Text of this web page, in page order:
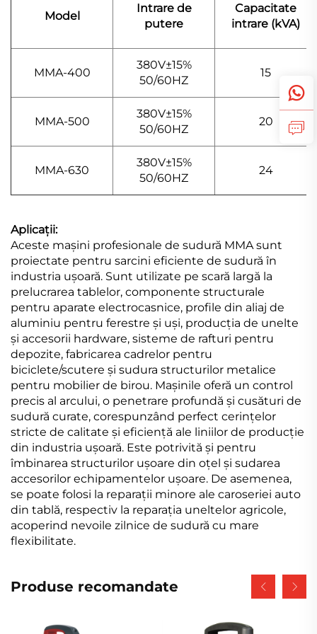
Model
Intrare de
putere
Capacitate
intrare (kVA)
MMA-400
380V±15%
50/60HZ
15
MMA-500
380V±15%
50/60HZ
20
MMA-630
380V±15%
50/60HZ
24
Aplicații:
Aceste mașini profesionale de sudură MMA sunt
proiectate pentru sarcini eficiente de sudură în
industria ușoară. Sunt utilizate pe scară largă la
prelucrarea tablelor, componente structurale
pentru aparate electrocasnice, profile din aliaj de
aluminiu pentru ferestre și uși, producția de unelte
și accesorii hardware, sisteme de rafturi pentru
depozite, fabricarea cadrelor pentru
biciclete/scutere și sudura structurilor metalice
pentru mobilier de birou. Mașinile oferă un control
precis al arcului, o penetrare profundă și cusături de
sudură curate, corespunzând perfect cerințelor
stricte de calitate și eficiență ale liniilor de producție
din industria ușoară. Este potrivită și pentru
îmbinarea structurilor ușoare din oțel și sudarea
accesorilor echipamentelor ușoare. De asemenea,
se poate folosi la reparații minore ale caroseriei auto
din tablă, respectiv la reparația uneltelor agricole,
acoperind nevoile zilnice de sudură cu mare
flexibilitate.
Produse recomandate